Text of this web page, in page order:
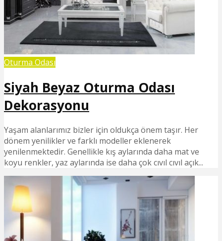
Oturma Odası
Siyah Beyaz Oturma Odası
Dekorasyonu
Yaşam alanlarımız bizler için oldukça önem taşır. Her
dönem yenilikler ve farklı modeller eklenerek
yenilenmektedir. Genellikle kış aylarında daha mat ve
koyu renkler, yaz aylarında ise daha çok cıvıl cıvıl açık...